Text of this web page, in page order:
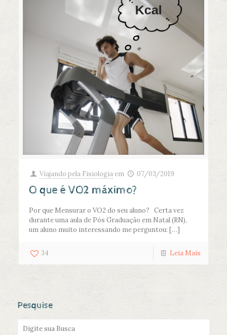
Viajando pela Fisiologia em 07/03/2019
O que é VO2 máximo?
Por que Mensurar o VO2 do seu aluno? Certa vez
durante uma aula de Pós Graduação em Natal (RN),
um aluno muito interessando me perguntou: […]
34 Leia Mais
Pesquise